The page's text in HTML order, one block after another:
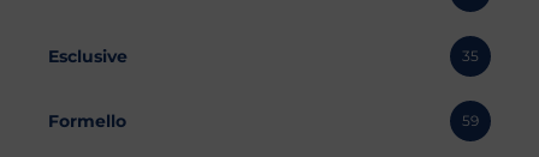
Esclusive 35
Formello 59